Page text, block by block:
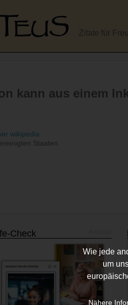
Wie jede
um
Nähere
Zitate für
kann aus einem
wikipedia
Staaten
Check